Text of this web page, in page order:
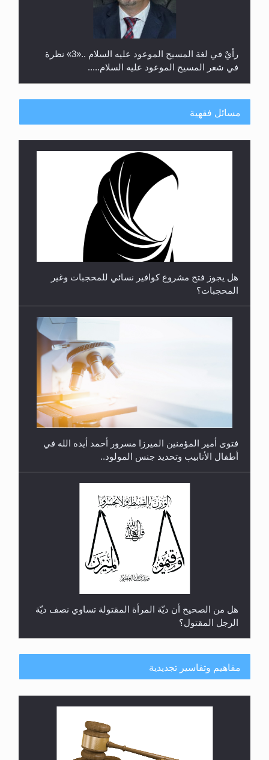
رأيٌ في لغة المسيح الموعود عليه السلام ..«3» نظرة
في شعر المسيح الموعود عليه السلام.....
**الحصن الحصين من وساوس المعارضين ...**...
مسائل فقهية
هل يجوز فتح مشروع كوافير نسائي للمحجبات وغير
المحجبات؟
فتوى أمير المؤمنين الميرزا مسرور أحمد أيده الله في
أطفال الأنابيب وتحديد جنس المولود..
هل من الصحيح أن ديّة المرأة المقتولة تساوي نصف ديّة
الرجل المقتول؟
مفاهيم وتفاسير تجديدية